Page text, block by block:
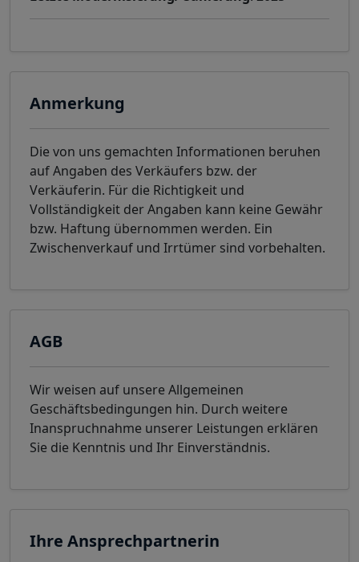
Anmerkung
Die von uns gemachten Informationen beruhen
auf Angaben des Verkäufers bzw. der
Verkäuferin. Für die Richtigkeit und
Vollständigkeit der Angaben kann keine Gewähr
bzw. Haftung übernommen werden. Ein
Zwischenverkauf und Irrtümer sind vorbehalten.
AGB
Wir weisen auf unsere Allgemeinen
Geschäftsbedingungen hin. Durch weitere
Inanspruchnahme unserer Leistungen erklären
Sie die Kenntnis und Ihr Einverständnis.
Ihre Ansprechpartnerin